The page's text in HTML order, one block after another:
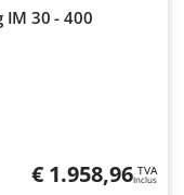
IM 30 - 400
€ 1.958,96 TVA
Inclus